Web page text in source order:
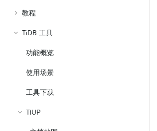
教程
TiDB 工具
功能概览
使用场景
工具下载
TiUP